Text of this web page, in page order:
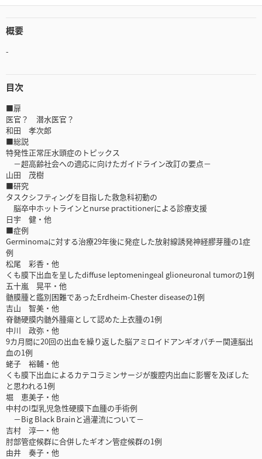
概要
-
目次
■扉
医官？ 潜水医官？
和田 孝次郎
■総説
特発性正常圧水頭症のトピックス
－超高齢社会への適応に向けたガイドライン改訂の要点－
山田 茂樹
■研究
タスクシフティングを目指した救急科初動の
脳卒中ホットラインとnurse practitionerによる診療支援
日宇 健・他
■症例
Germinomaに対する治療29年後に発症した放射線誘発神経膠芽腫の1症
例
松尾 彩香・他
くも膜下出血を呈したdiffuse leptomeningeal glioneuronal tumorの1例
五十嵐 晃平・他
髄膜腫と鑑別困難であったErdheim-Chester diseaseの1例
吉山 智美・他
脊髄硬膜内髄外腫瘍として認めた上衣腫の1例
中川 政弥・他
9カ月間に20回の出血を繰り返した脳アミロイドアンギオパチー関連脳出
血の1例
蛯子 裕輔・他
くも膜下出血によるカテコラミンサージが腹腔内出血に影響を及ぼした
と思われる1例
堀 恵美子・他
中村のI型乳児急性硬膜下血腫の手術例
－Big Black Brainと過灌流について－
吉村 淳一・他
肘部管症候群に合併したギオン管症候群の1例
由井 奏子・他